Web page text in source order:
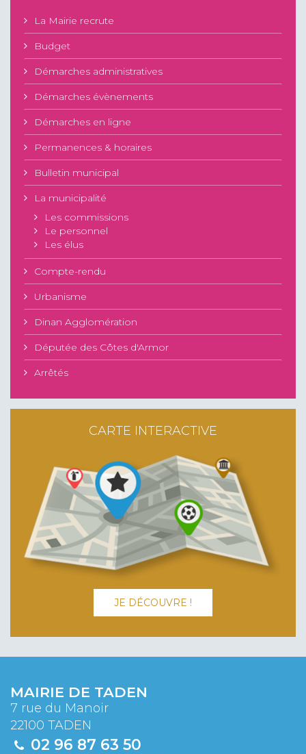
La Mairie recrute
Budget
Démarches administratives
Démarches évènements
Démarches en ligne
Permanences & horaires
Bulletin municipal
La municipalité
Les commissions
Le personnel
Les élus
Compte-rendu
Urbanisme
Dinan Agglomération
Députée des Côtes d'Armor
Arrêtés
CARTE INTERACTIVE
JE DÉCOUVRE !
MAIRIE DE TADEN
7 rue du Manoir
22100 TADEN
02 96 87 63 50